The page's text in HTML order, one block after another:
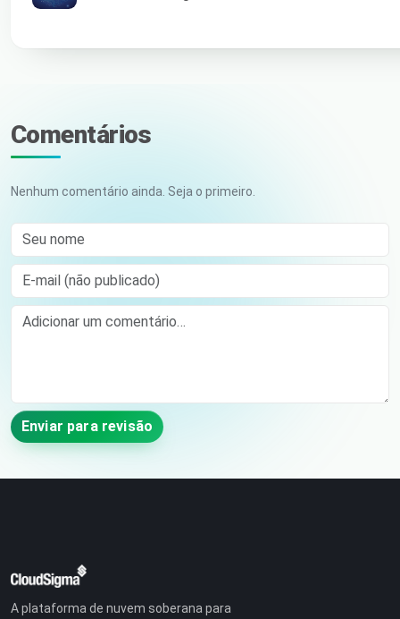
Comentários
Nenhum comentário ainda. Seja o primeiro.
Seu nome
E-mail (não publicado)
Comment
Enviar para revisão
A plataforma de nuvem soberana para